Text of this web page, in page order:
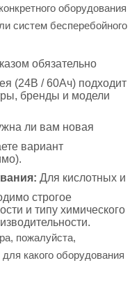
оборудования
систем бесперебойного
обязательно
(24В / 60Ач) подходит
бренды и модели
ли вам новая
вариант
Для кислотных и
строгое
и типу химического
пожалуйста,
какого оборудования